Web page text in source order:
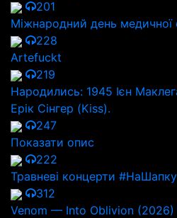
201
Міжнародний день медичної
228
Artefuckt
219
Народились: 1945 Ієн
Ерік Сінгер (Kiss).
247
Показати опис
222
Травневі концерти #НаШапку
312
Venom — Into Oblivion (2026)